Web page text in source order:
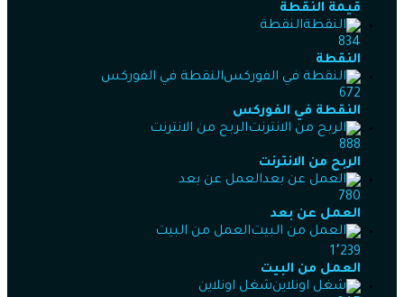
قيمة النقطة
النقطة
834
النقطة
النقطة في الفوركس
672
النقطة في الفوركس
الربح من الانترنت
888
الربح من الانترنت
العمل عن بعد
780
العمل عن بعد
العمل من البيت
1٬239
العمل من البيت
شغل اونلاين